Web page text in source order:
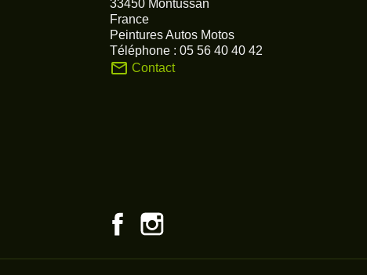
33450 Montussan
France
Peintures Autos Motos
Téléphone : 05 56 40 40 42
mail_outline Contact
Facebook